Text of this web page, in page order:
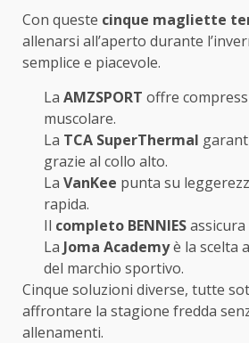
Con queste cinque magliette
allenarsi all’aperto durante
semplice e piacevole.
La AMZSPORT offre
muscolare.
La TCA SuperThermal
grazie al collo alto.
La VanKee punta su
rapida.
Il completo BENNIES
La Joma Academyè la scelta
del marchio sportivo.
Cinque soluzioni diverse, tutte
affrontare la stagione fredda
allenamenti.